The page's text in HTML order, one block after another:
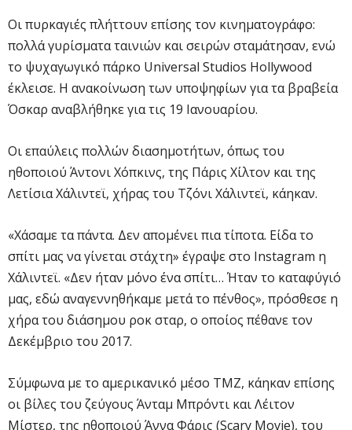
Οι πυρκαγιές πλήττουν επίσης τον κινηματογράφο:
πολλά γυρίσματα ταινιών και σειρών σταμάτησαν, ενώ
το ψυχαγωγικό πάρκο Universal Studios Hollywood
έκλεισε. Η ανακοίνωση των υποψηφίων για τα βραβεία
Όσκαρ αναβλήθηκε για τις 19 Ιανουαρίου.
Οι επαύλεις πολλών διασημοτήτων, όπως του
ηθοποιού Άντονι Χόπκινς, της Πάρις Χίλτον και της
Λετίσια Χάλιντεϊ, χήρας του Τζόνι Χάλιντεϊ, κάηκαν.
«Χάσαμε τα πάντα. Δεν απομένει πια τίποτα. Είδα το
σπίτι μας να γίνεται στάχτη» έγραψε στο Instagram η
Χάλιντεϊ. «Δεν ήταν μόνο ένα σπίτι… Ήταν το καταφύγιό
μας, εδώ αναγεννηθήκαμε μετά το πένθος», πρόσθεσε η
χήρα του διάσημου ροκ σταρ, ο οποίος πέθανε τον
Δεκέμβριο του 2017.
Σύμφωνα με το αμερικανικό μέσο TMZ, κάηκαν επίσης
οι βίλες του ζεύγους Άνταμ Μπρόντι και Λέιτον
Μίστερ, της ηθοποιού Άννα Φάρις (Scary Movie), του